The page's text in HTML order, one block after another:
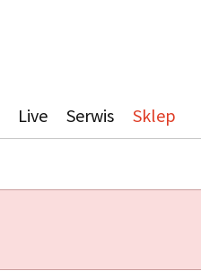
Live Serwis Sklep